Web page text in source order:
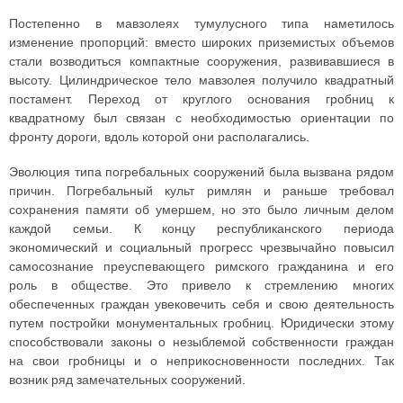
Постепенно в мавзолеях тумулусного типа наметилось
изменение пропорций: вместо широких приземистых объемов
стали возводиться компактные сооружения, развивавшиеся в
высоту. Цилиндрическое тело мавзолея получило квадратный
постамент. Переход от круглого основания гробниц к
квадратному был связан с необходимостью ориентации по
фронту дороги, вдоль которой они располагались.
Эволюция типа погребальных сооружений была вызвана рядом
причин. Погребальный культ римлян и раньше требовал
сохранения памяти об умершем, но это было личным делом
каждой семьи. К концу республиканского периода
экономический и социальный прогресс чрезвычайно повысил
самосознание преуспевающего римского гражданина и его
роль в обществе. Это привело к стремлению многих
обеспеченных граждан увековечить себя и свою деятельность
путем постройки монументальных гробниц. Юридически этому
способствовали законы о незыблемой собственности граждан
на свои гробницы и о неприкосновенности последних. Так
возник ряд замечательных сооружений.